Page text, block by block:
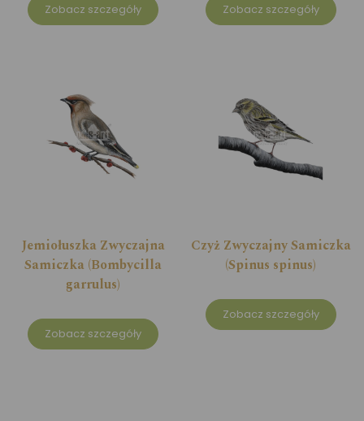
Zobacz szczegóły Zobacz szczegóły
Jemiołuszka Zwyczajna
Samiczka (Bombycilla
garrulus)
Zobacz szczegóły
Czyż Zwyczajny Samiczka
(Spinus spinus)
Zobacz szczegóły